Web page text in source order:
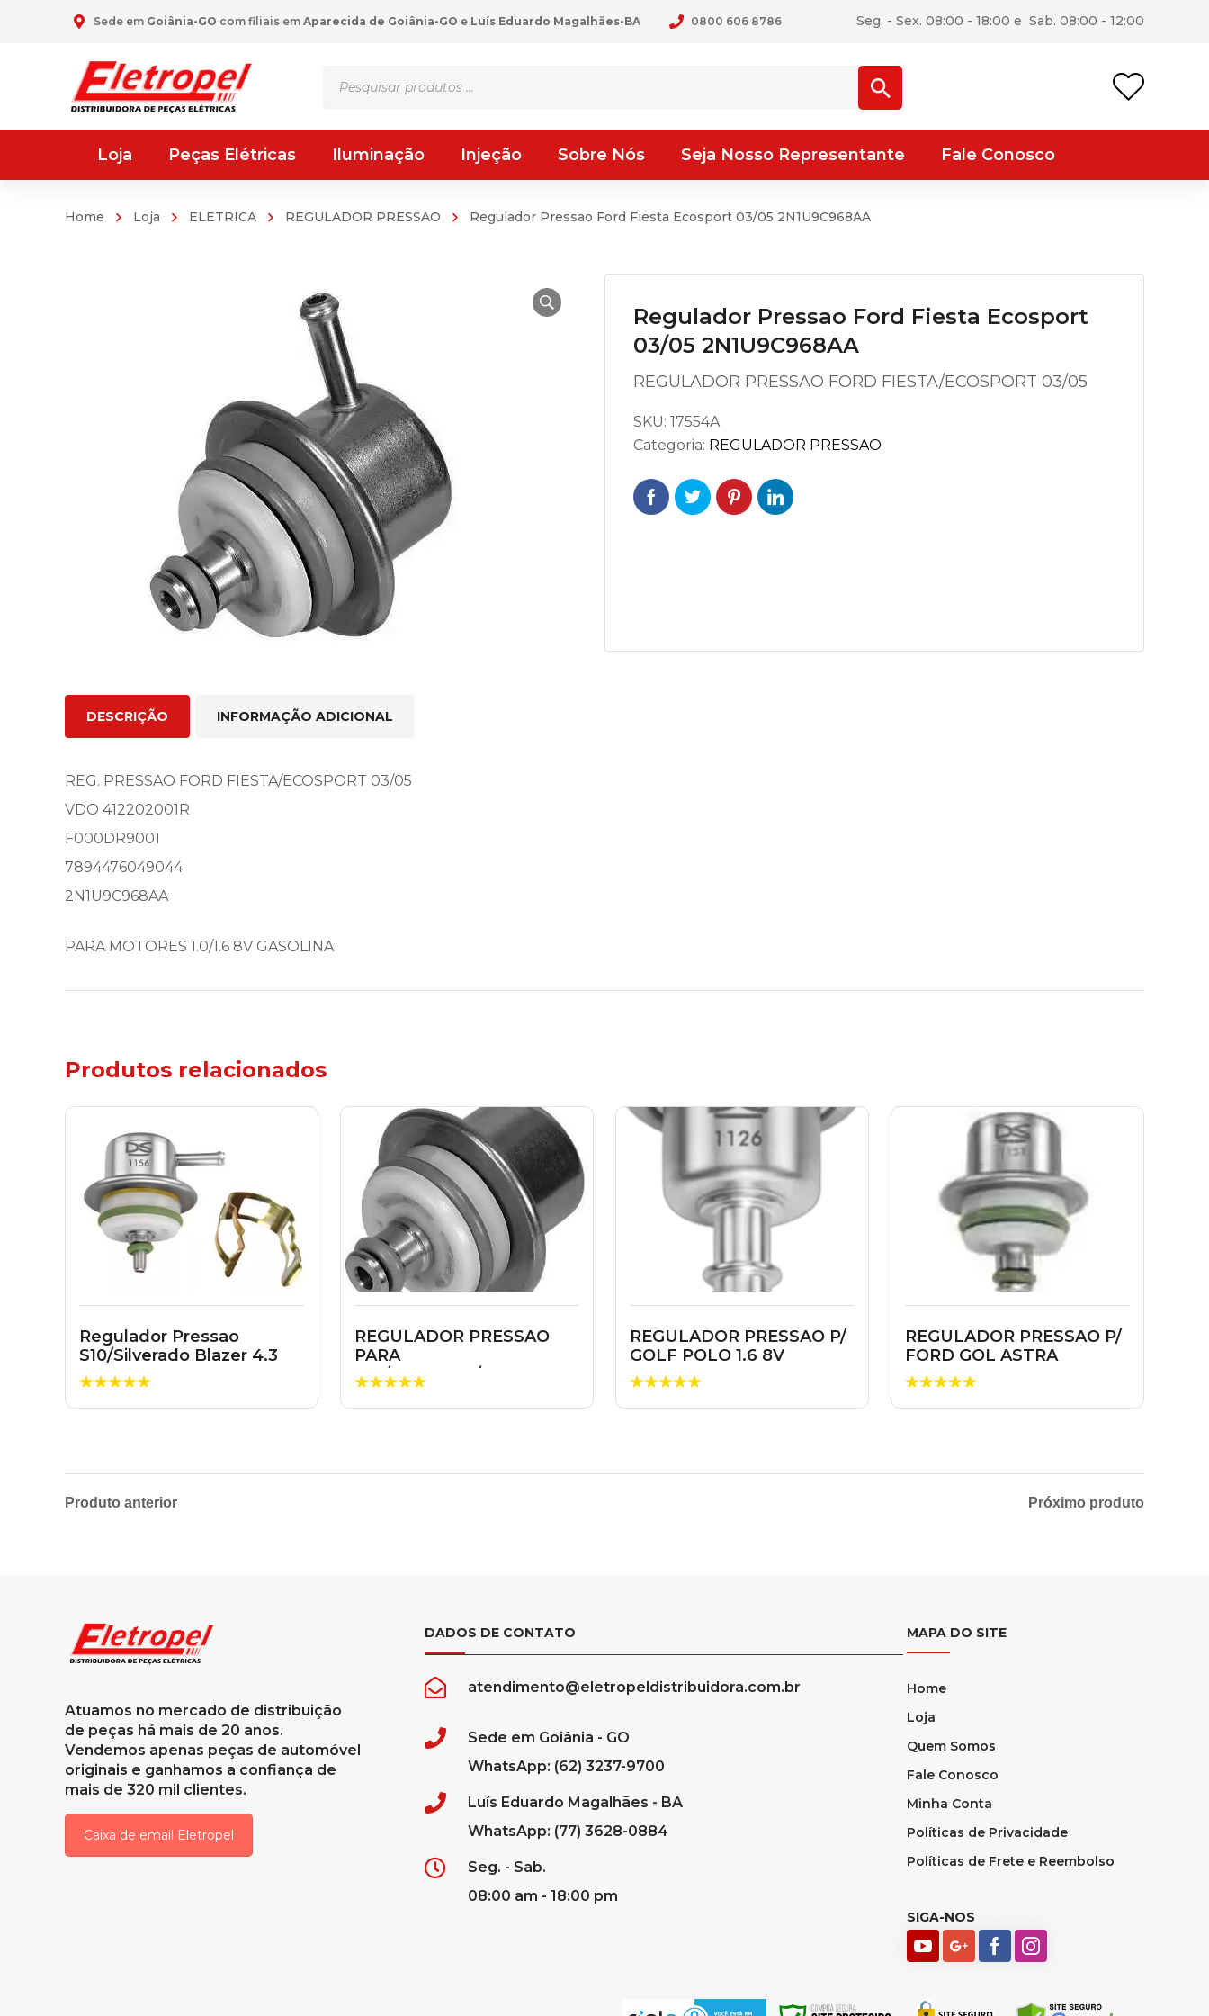
Sede em Goiânia-GO com filiais em Aparecida de Goiânia-GO e Luís Eduardo Magalhães-BA 0800 606 8786 Seg. - Sex. 08:00 - 18:00 e Sab. 08:00 - 12:00
Loja Peças Elétricas Iluminação Injeção Sobre Nós Seja Nosso Representante Fale Conosco
Home Loja ELETRICA REGULADOR PRESSAO Regulador Pressao Ford Fiesta Ecosport 03/05 2N1U9C968AA
Regulador Pressao Ford Fiesta Ecosport
03/05 2N1U9C968AA
REGULADOR PRESSAO FORD FIESTA/ECOSPORT 03/05
SKU: 17554A
Categoria: REGULADOR PRESSAO
DESCRIÇÃO INFORMAÇÃO ADICIONAL
REG. PRESSAO FORD FIESTA/ECOSPORT 03/05
VDO 412202001R
F000DR9001
7894476049044
2N1U9C968AA
PARA MOTORES 1.0/1.6 8V GASOLINA
Produtos relacionados
Regulador Pressao
S10/Silverado Blazer 4.3
V6 17113203
REGULADOR PRESSAO
PARA
VW/PEUGEOT/CITROEN
GOL/FOX/KO...
REGULADOR PRESSAO P/
GOLF POLO 1.6 8V
RP198002
REGULADOR PRESSAO P/
FORD GOL ASTRA
RANGER PARATI F0...
Produto anterior Próximo produto
Atuamos no mercado de distribuição
de peças há mais de 20 anos.
Vendemos apenas peças de automóvel
originais e ganhamos a confiança de
mais de 320 mil clientes.
Caixa de email Eletropel
DADOS DE CONTATO
atendimento@eletropeldistribuidora.com.br
Sede em Goiânia - GO
WhatsApp: (62) 3237-9700
Luís Eduardo Magalhães - BA
WhatsApp: (77) 3628-0884
Seg. - Sab.
08:00 am - 18:00 pm
MAPA DO SITE
Home
Loja
Quem Somos
Fale Conosco
Minha Conta
Políticas de Privacidade
Políticas de Frete e Reembolso
SIGA-NOS